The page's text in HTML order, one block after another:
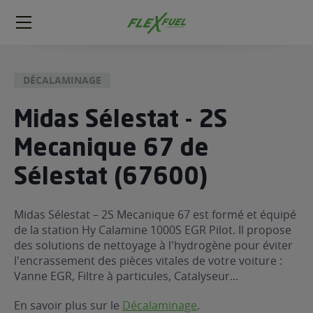
FlexFuel
Méga
le Décalaminage
E85
du carburant avec
garagiste
garagiste
DÉCALAMINAGE
Midas Sélestat - 2S
Mecanique 67 de
Sélestat (67600)
Midas Sélestat – 2S Mecanique 67 est formé et équipé
de la station Hy Calamine 1000S EGR Pilot. Il propose
des solutions de nettoyage à l'hydrogène pour éviter
l'encrassement des pièces vitales de votre voiture :
Vanne EGR, Filtre à particules, Catalyseur...
En savoir plus sur le Décalaminage.